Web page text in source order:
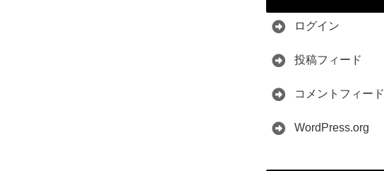
ログイン
投稿フィード
コメントフィード
WordPress.org